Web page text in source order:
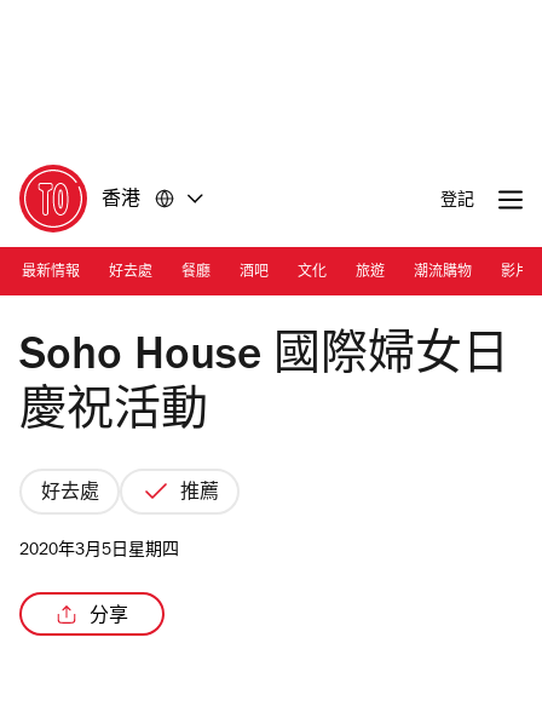
香港 登記
最新情報 好去處 餐廳 酒吧 文化 旅遊 潮流購物 影片
Soho House
Soho House 國際婦女日
慶祝活動
好去處 推薦
2020年3月5日星期四
分享